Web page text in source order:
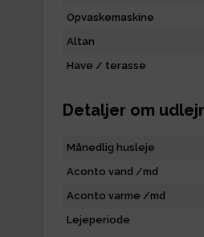
Opvaskemaskine
Altan
Have / terasse
Detaljer om
Månedlig husleje
Aconto vand /md
Aconto varme /md
Lejeperiode